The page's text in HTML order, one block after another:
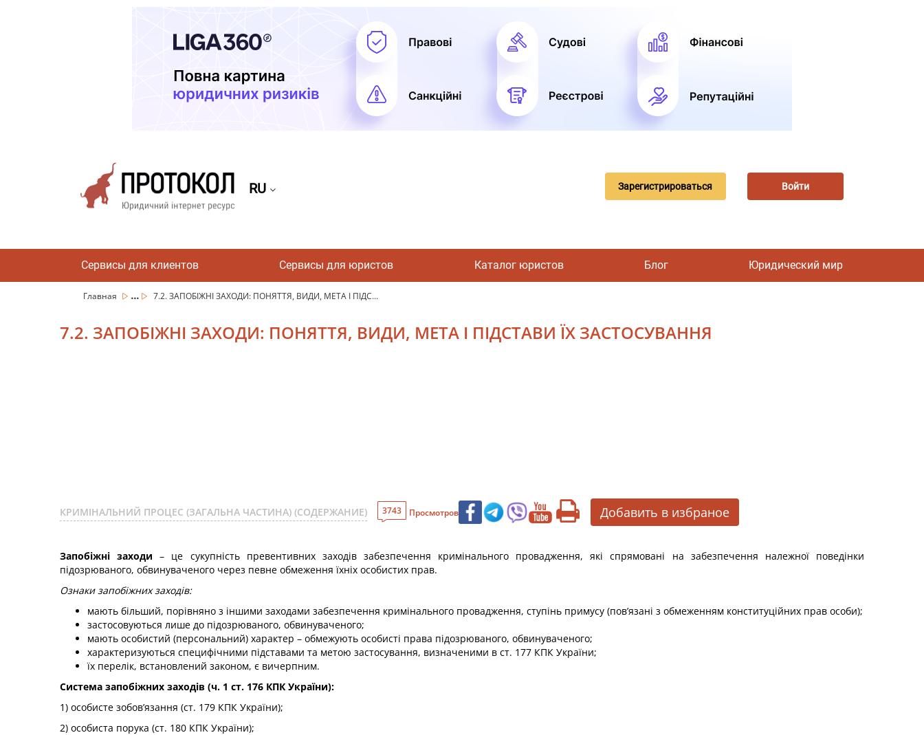
RU Зарегистрироваться Войти
Сервисы для клиентов Сервисы для юристов Каталог юристов Блог Юридический мир
Главная ... 7.2. ЗАПОБІЖНІ ЗАХОДИ: ПОНЯТТЯ, ВИДИ, МЕТА І ПІДС...
7.2. ЗАПОБІЖНІ ЗАХОДИ: ПОНЯТТЯ, ВИДИ, МЕТА І ПІДСТАВИ ЇХ ЗАСТОСУВАННЯ
КРИМІНАЛЬНИЙ ПРОЦЕС (ЗАГАЛЬНА ЧАСТИНА) (СОДЕРЖАНИЕ) 3743 Просмотров Добавить в избраное
Запобіжні заходи – це сукупність превентивних заходів забезпечення кримінального провадження, які спрямовані на забезпечення належної поведінки
підозрюваного, обвинуваченого через певне обмеження їхніх особистих прав.
Ознаки запобіжних заходів:
мають більший, порівняно з іншими заходами забезпечення кримінального провадження, ступінь примусу (пов’язані з обмеженням конституційних прав особи);
застосовуються лише до підозрюваного, обвинуваченого;
мають особистий (персональний) характер – обмежують особисті права підозрюваного, обвинуваченого;
характеризуються специфічними підставами та метою застосування, визначеними в ст. 177 КПК України;
їх перелік, встановлений законом, є вичерпним.
Система запобіжних заходів (ч. 1 ст. 176 КПК України):
1) особисте зобов’язання (ст. 179 КПК України);
2) особиста порука (ст. 180 КПК України);